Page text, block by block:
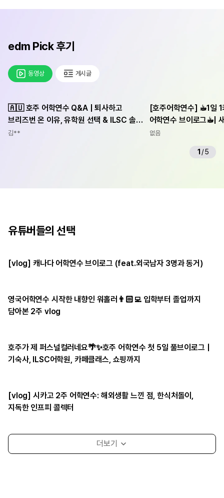
edm Pick 후기
동영상 게시글
🇦🇺 호주 어학연수 Q&A | 퇴사하고
브리즈번 온 이유, 유학원 선택 & ILSC 솔직
후기
김**
[호주어학연수] ☕︎1일
어학연수 브이로그☕︎|
Impact에 가요!, 킴벌
없음
1 /5
유튜버들의 선택
[vlog] 캐나다 어학연수 브이로그 (feat.외국남자 3명과 동거)
영국어학연수 시작한 내향인 워홀러👨🏻‍💻 입학부터 졸업까지
담아본 2주 vlog
호주가 제 퍼스널컬러네요🌴✨호주 어학연수 첫 5일 풀브이로그 |
기숙사, ILSC어학원, 카페클래스, 쇼핑까지
[vlog] 시카고 2주 어학연수: 해외생활 느낀 점, 한식처돌이,
지독한 인프피 콜렉터